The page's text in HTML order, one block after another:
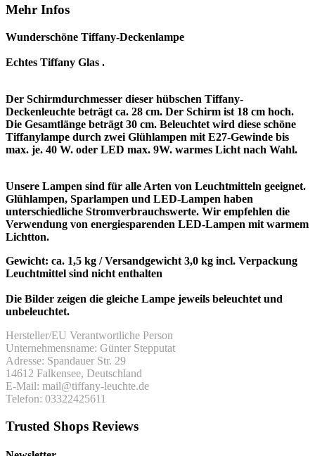
Mehr Infos
Wunderschöne Tiffany-Deckenlampe
Echtes Tiffany Glas .
Der Schirmdurchmesser dieser hübschen Tiffany-
Deckenleuchte beträgt ca. 28 cm. Der Schirm ist 18 cm hoch.
Die Gesamtlänge beträgt 30 cm. Beleuchtet wird diese schöne
Tiffanylampe durch zwei Glühlampen mit E27-Gewinde bis
max. je. 40 W. oder LED max. 9W. warmes Licht nach Wahl.
Unsere Lampen sind für alle Arten von Leuchtmitteln geeignet.
Glühlampen, Sparlampen und LED-Lampen haben
unterschiedliche Stromverbrauchswerte. Wir empfehlen die
Verwendung von energiesparenden LED-Lampen mit warmem
Lichtton.
Gewicht: ca. 1,5 kg / Versandgewicht 3,0 kg incl. Verpackung
Leuchtmittel sind nicht enthalten
Die Bilder zeigen die gleiche Lampe jeweils beleuchtet und
unbeleuchtet.
Hersteller/EU Verantwortliche Person
Unternehmensname: Günter Stepputat
Adresse: Spandauer Str. 29
14612 Falkensee, Deutschland
E-Mail: mail@tiffany-leuchte.de
Telefon: 03322425611
Trusted Shops Reviews